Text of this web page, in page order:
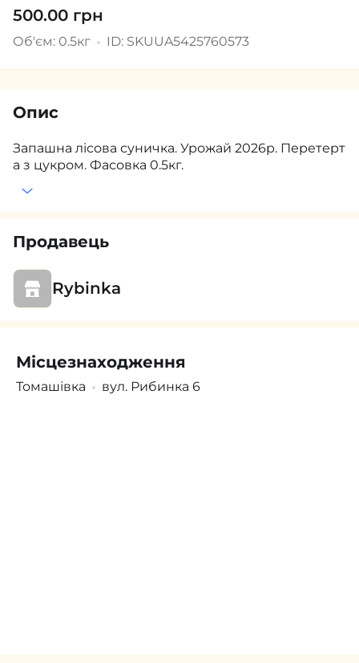
500.00 грн
Об'єм: 0.5кг ID: SKUUA5425760573
Опис
Запашна лісова суничка. Урожай 2026р. Перетерт
а з цукром. Фасовка 0.5кг.
Продавець
Поскаржитись Увійти Зареєструватися
Rybinka
Місцезнаходження
Томашівка вул. Рибинка 6